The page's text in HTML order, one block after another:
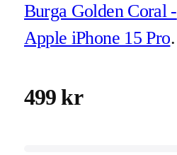
Burga Golden Coral -
Apple iPhone 15 Pro
Skyddsskal
499 kr